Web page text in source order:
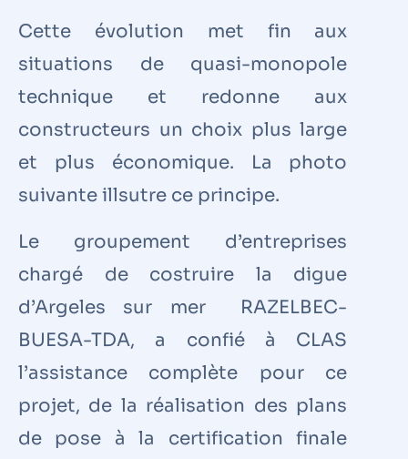
Cette évolution met fin aux
situations de quasi-monopole
technique et redonne aux
constructeurs un choix plus large
et plus économique. La photo
suivante illsutre ce principe.
Le groupement d’entreprises
chargé de costruire la digue
d’Argeles sur mer RAZELBEC-
BUESA-TDA, a confié à CLAS
l’assistance complète pour ce
projet, de la réalisation des plans
de pose à la certification finale